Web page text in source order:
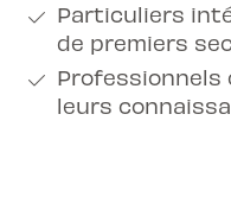
Particuliers
de premiers
leurs